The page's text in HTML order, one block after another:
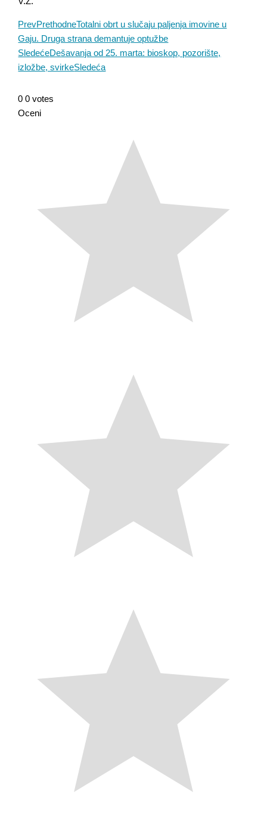
PrevPrethodneTotalni obrt u slučaju paljenja imovine u
Gaju. Druga strana demantuje optužbe
SledećeDešavanja od 25. marta: bioskop, pozorište,
izložbe, svirkeSledeća
0 0 votes
Oceni